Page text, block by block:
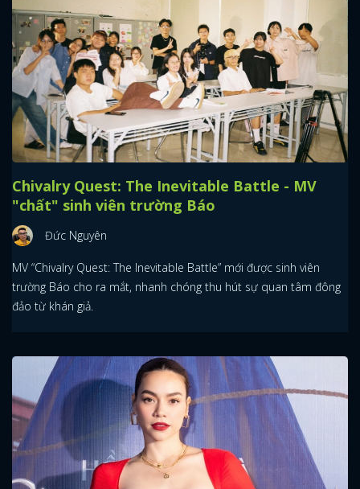
Chivalry Quest: The Inevitable Battle - MV
"chất" sinh viên trường Báo
Đức Nguyên
MV “Chivalry Quest: The Inevitable Battle” mới được sinh viên
trường Báo cho ra mắt, nhanh chóng thu hút sự quan tâm đông
đảo từ khán giả.